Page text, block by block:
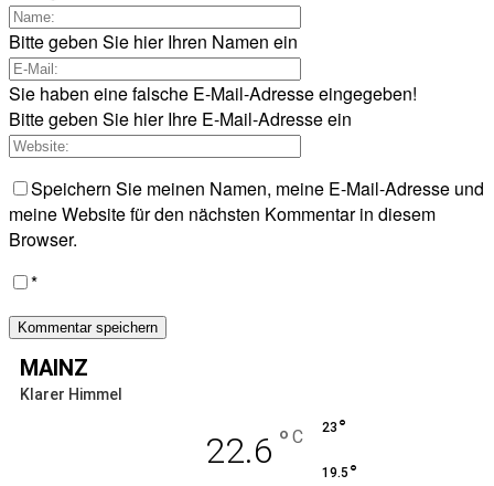
Bitte geben Sie hier Ihren Namen ein
Sie haben eine falsche E-Mail-Adresse eingegeben!
Bitte geben Sie hier Ihre E-Mail-Adresse ein
Speichern Sie meinen Namen, meine E-Mail-Adresse und
meine Website für den nächsten Kommentar in diesem
Browser.
*
MAINZ
Klarer Himmel
22.6 ° C 23 °
19.5 °